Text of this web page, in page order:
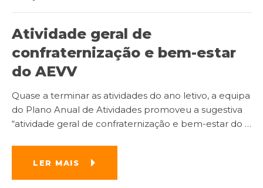
Atividade geral de
confraternização e bem-estar
do AEVV
Quase a terminar as atividades do ano letivo, a equipa
do Plano Anual de Atividades promoveu a sugestiva
“atividade geral de confraternização e bem-estar do …
LER MAIS